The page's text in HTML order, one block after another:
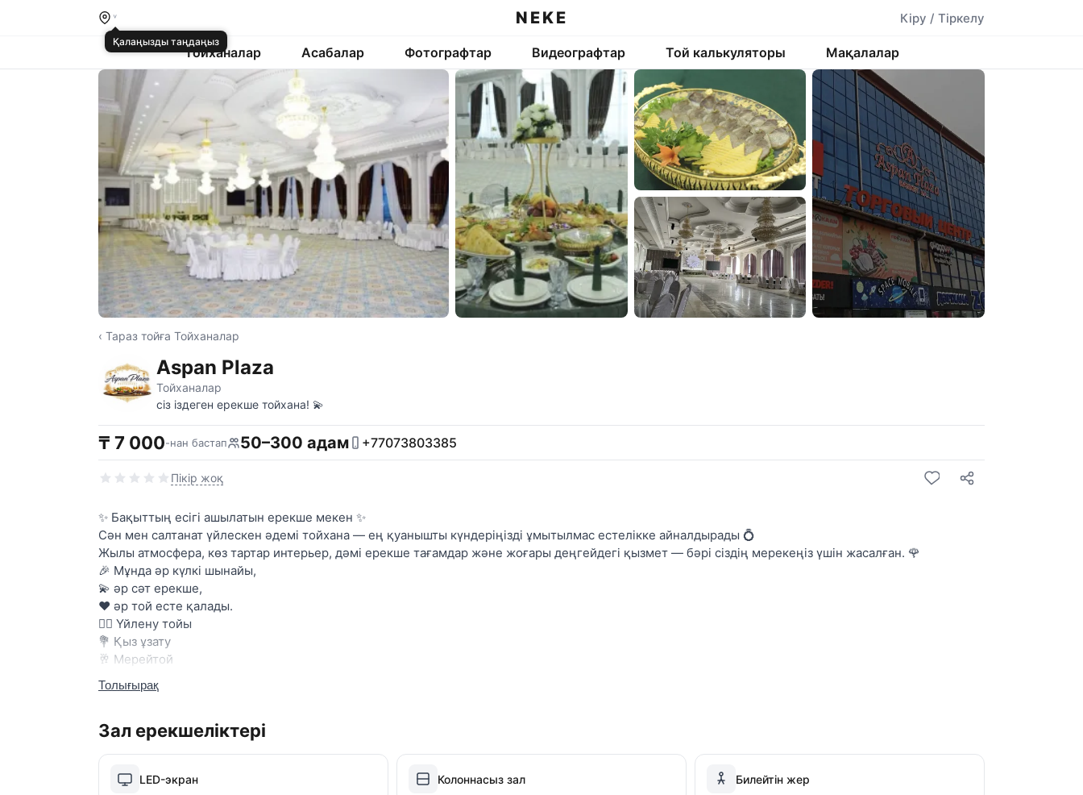
Қалаңызды таңдаңыз
NEKE Кіру / Тіркелу
Тойханалар Асабалар Фотографтар Видеографтар Той калькуляторы Мақалалар
‹ Тараз тойға Тойханалар
Aspan Plaza
Тойханалар
сіз іздеген ерекше тойхана! 💫
₸ 7 000-нан бастап 50–300 адам +77073803385
Пікір жоқ
✨ Бақыттың есігі ашылатын ерекше мекен ✨
Сән мен салтанат үйлескен әдемі тойхана — ең қуанышты күндеріңізді ұмытылмас естелікке айналдырады 💍
Жылы атмосфера, көз тартар интерьер, дәмі ерекше тағамдар және жоғары деңгейдегі қызмет — бәрі сіздің мерекеңіз үшін жасалған. 🌹
🎉 Мұнда әр күлкі шынайы,
💫 әр сәт ерекше,
❤️ әр той есте қалады.
👰‍♀️ Үйлену тойы
💐 Қыз ұзату
🥂 Мерейтой
🎂 Туған күн
👨‍👩‍👧 Құдалық кештері
Сіздің қуанышыңыз — біздің шабыт ✨
Толығырақ
Зал ерекшеліктері
LED-экран Колоннасыз зал Билейтін жер